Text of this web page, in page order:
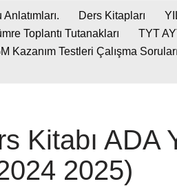
Anlatımları. Ders Kitapları
Toplantı Tutanakları
TYT
Kazanım Testleri Çalışma
Kitabı ADA
2025)